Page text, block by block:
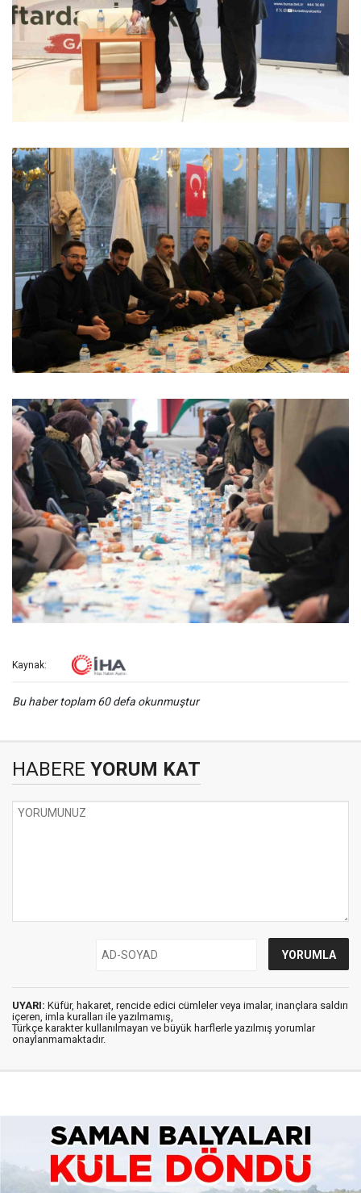
Kaynak:
Bu haber toplam 60 defa okunmuştur
HABERE YORUM KAT
UYARI: Küfür, hakaret, rencide edici cümleler veya imalar, inançlara saldırı
içeren, imla kuralları ile yazılmamış,
Türkçe karakter kullanılmayan ve büyük harflerle yazılmış yorumlar
onaylanmamaktadır.